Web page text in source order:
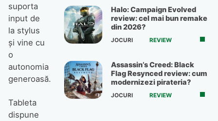
suporta
input de
la stylus
şi vine cu
o
autonomia
generoasă.
Tableta
dispune
Halo: Campaign Evolved
review: cel mai bun remake
din 2026?
JOCURI REVIEW
Assassin’s Creed: Black
Flag Resynced review: cum
modernizezi pirateria?
JOCURI REVIEW